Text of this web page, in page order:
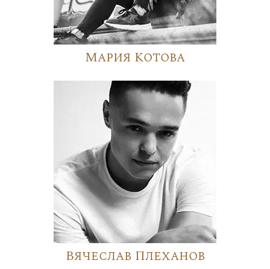
Мария Котова
Вячеслав Плеханов